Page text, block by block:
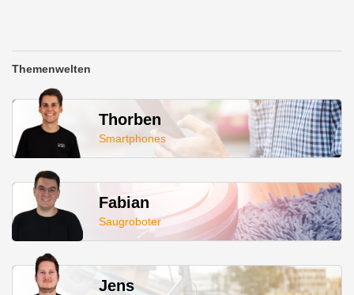
Themenwelten
Thorben
Smartphones
Fabian
Saugroboter
Jens